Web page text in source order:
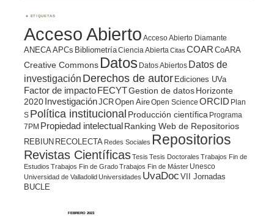
ETIQUETAS
Acceso Abierto Acceso Abierto Diamante
ANECAAPCs BibliometríaCiencia Abierta Citas COAR CoARA
Creative Commons Datos Datos Abiertos Datos de
investigación Derechos de autor Ediciones UVa
Factor de impacto FECYTGestion de datosHorizonte
2020 InvestigaciónJCROpen AireOpen Science ORCID Plan
S Política institucional Producción científica Programa
7PM Propiedad intelectual Ranking Web de Repositorios
REBIUN RECOLECTA Redes Sociales Repositorios
Revistas CientíficasTesis Tesis Doctorales Trabajos Fin de
Estudios Trabajos Fin de GradoTrabajos Fin de Máster Unesco
Universidad de Valladolid Universidades UvaDoc VII Jornadas
BUCLE
FEBRERO 2023